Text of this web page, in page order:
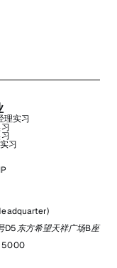
理实习
习
D5东方希望天祥广场B座
5000